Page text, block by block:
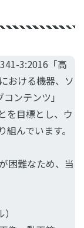
3:2016「高
おける機器、ソ
ンテンツ」
を目標とし、ウ
んでいます。
困難なため、当